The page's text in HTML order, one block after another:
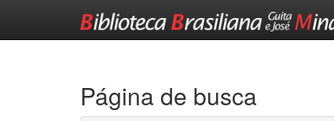
Página de busca